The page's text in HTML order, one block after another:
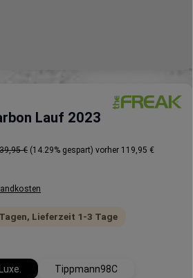
Lauf 2023
Preis:
€ (14.29% gespart) vorher 119,95 €
Lieferzeit 1-3 Tage
Tippmann98C